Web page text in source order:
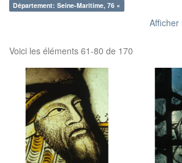
Département: Seine-Maritime, 76 ×
Afficher
Voici les éléments 61-80 de 170